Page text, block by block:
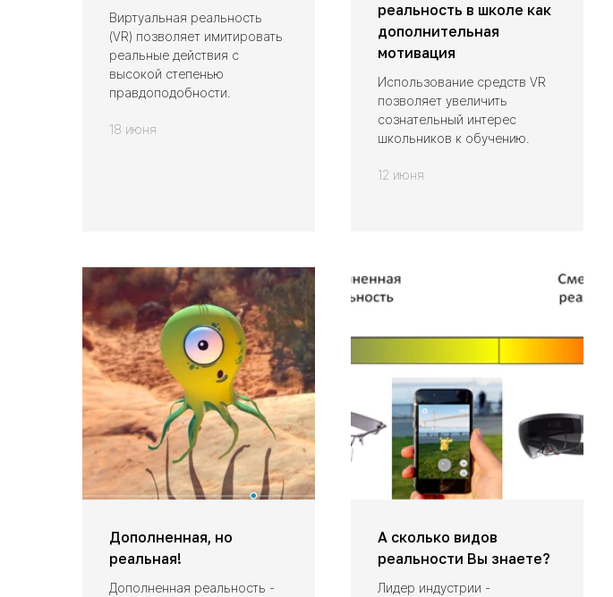
Виртуальная реальность
(VR) позволяет имитировать
реальные действия с
высокой степенью
правдоподобности.
18 июня
реальность в школе как
дополнительная
мотивация
Использование средств VR
позволяет увеличить
сознательный интерес
школьников к обучению.
12 июня
Дополненная, но
реальная!
Дополненная реальность -
А сколько видов
реальности Вы знаете?
Лидер индустрии -